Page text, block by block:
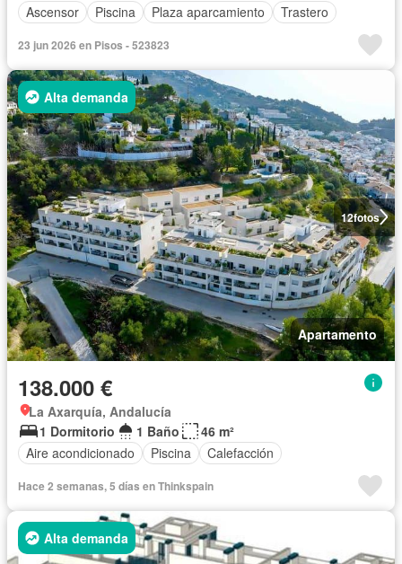
Ascensor
Piscina Plaza aparcamiento Trastero
23 jun 2026 en Pisos - 523823
12fotos
Alta demanda
Apartamento
138.000 €
La Axarquía, Andalucía
1 Dormitorio
1 Baño
46 m²
Aire acondicionado
Piscina Calefacción
Hace 2 semanas, 5 días en Thinkspain
Alta demanda